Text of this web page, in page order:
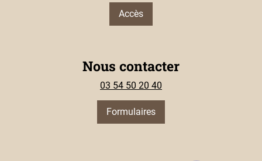
Accès
Nous contacter
03 54 50 20 40
Formulaires